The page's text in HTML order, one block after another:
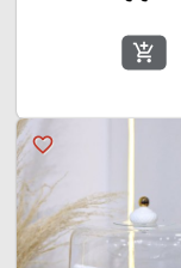
add_shopping_cart
favorite_border